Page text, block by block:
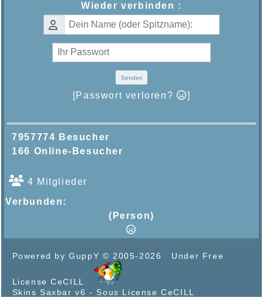
Wieder verbinden :
Senden
[Passwort verloren? ]
7957774 Besucher
166 Online-Besucher
4 Mitglieder
Verbunden:
(Person)
Powered by GuppY © 2005-2026 Under Free
License CeCILL
Skins Saxbar v6 - Sous License CeCILL